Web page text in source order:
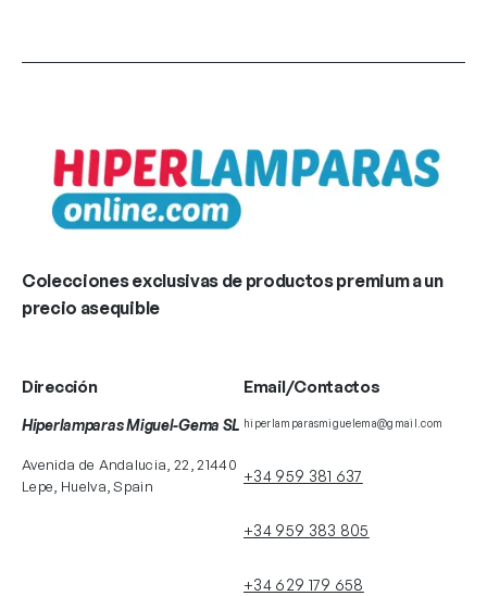
Colecciones exclusivas de productos premium a un
precio asequible
Dirección
Hiperlamparas Miguel-Gema SL
Avenida de Andalucia, 22, 21440
Lepe, Huelva, Spain
Email/Contactos
hiperlamparasmiguelema@gmail.com
+34 959 381 637
+34 959 383 805
+34 629 179 658